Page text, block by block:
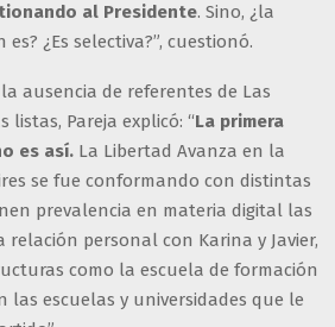
al Presidente. Sino, ¿la
¿Es selectiva?”, cuestionó.
ausencia de referentes de Las
listas, Pareja explicó: “La primera
es así. La Libertad Avanza en la
se fue conformando con distintas
prevalencia en materia digital las
relación personal con Karina y Javier,
como la escuela de formación
las escuelas y universidades que le